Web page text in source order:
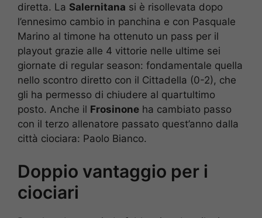
diretta. La Salernitana si è risollevata dopo
l’ennesimo cambio in panchina e con Pasquale
Marino al timone ha ottenuto un pass per il
playout grazie alle 4 vittorie nelle ultime sei
giornate di regular season: fondamentale quella
nello scontro diretto con il Cittadella (0-2), che
gli ha permesso di chiudere al quartultimo
posto. Anche il Frosinone ha cambiato passo
con il terzo allenatore passato quest’anno dalla
città ciociara: Paolo Bianco.
Doppio vantaggio per i
ciociari